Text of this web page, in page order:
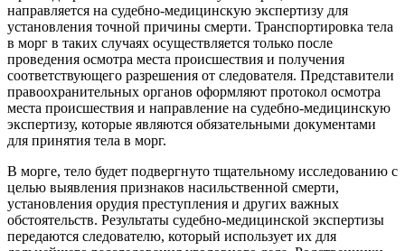
направляется на судебно-медицинскую экспертизу для
установления точной причины смерти. Транспортировка тела
в морг в таких случаях осуществляется только после
проведения осмотра места происшествия и получения
соответствующего разрешения от следователя. Представители
правоохранительных органов оформляют протокол осмотра
места происшествия и направление на судебно-медицинскую
экспертизу, которые являются обязательными документами
для принятия тела в морг.
В морге, тело будет подвергнуто тщательному исследованию с
целью выявления признаков насильственной смерти,
установления орудия преступления и других важных
обстоятельств. Результаты судебно-медицинской экспертизы
передаются следователю, который использует их для